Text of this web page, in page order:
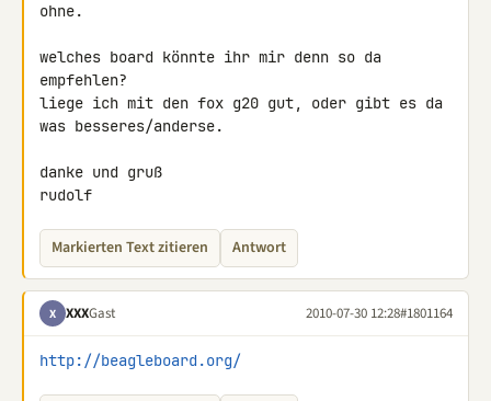
ohne.
welches board könnte ihr mir denn so da
empfehlen?
liege ich mit den fox g20 gut, oder gibt es da
was besseres/anderse.
danke und gruß
rudolf
Markierten Text zitieren Antwort
X XXXGast 2010-07-30 12:28#1801164
http://beagleboard.org/